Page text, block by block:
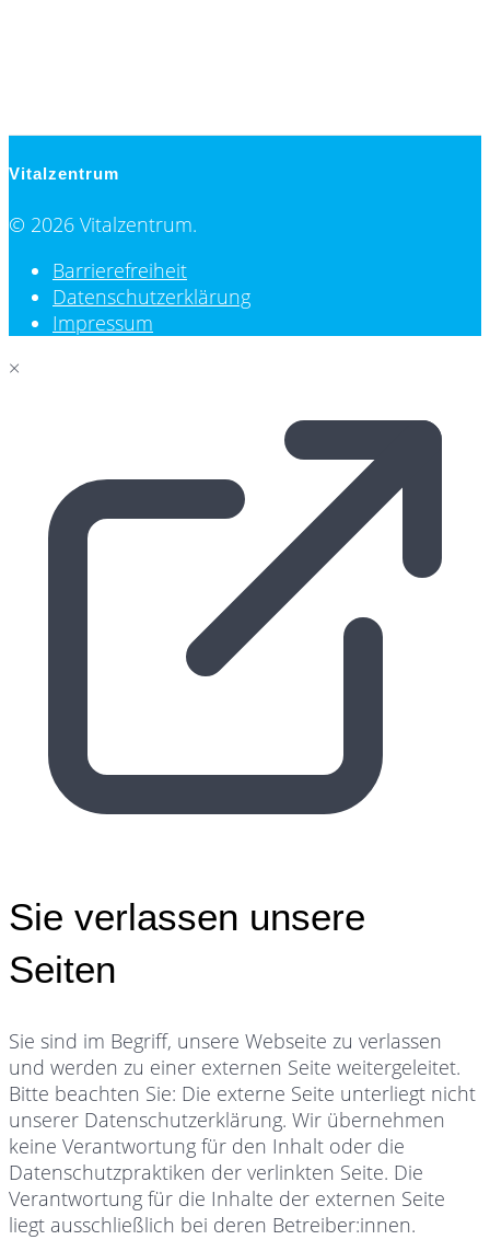
Vitalzentrum
© 2026 Vitalzentrum.
Barrierefreiheit
Datenschutzerklärung
Impressum
×
Sie verlassen unsere
Seiten
Sie sind im Begriff, unsere Webseite zu verlassen
und werden zu einer externen Seite weitergeleitet.
Bitte beachten Sie: Die externe Seite unterliegt nicht
unserer Datenschutzerklärung. Wir übernehmen
keine Verantwortung für den Inhalt oder die
Datenschutzpraktiken der verlinkten Seite. Die
Verantwortung für die Inhalte der externen Seite
liegt ausschließlich bei deren Betreiber:innen.